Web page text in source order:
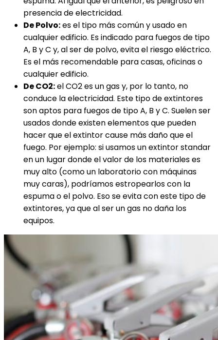
presencia de electricidad.
De Polvo:es el tipo más común y usado en
cualquier edificio. Es indicado para fuegos de tipo
A, B y C y, al ser de polvo, evita el riesgo eléctrico.
Es el más recomendable para casas, oficinas o
cualquier edificio.
De CO2:el CO2 es un gas y, por lo tanto, no
conduce la electricidad. Este tipo de extintores
son aptos para fuegos de tipo A, B y C. Suelen ser
usados donde existen elementos que pueden
hacer que el extintor cause más daño que el
fuego. Por ejemplo: si usamos un extintor standar
en un lugar donde el valor de los materiales es
muy alto (como un laboratorio con máquinas
muy caras), podríamos estropearlos con la
espuma o el polvo. Eso se evita con este tipo de
extintores, ya que al ser un gas no daña los
equipos.